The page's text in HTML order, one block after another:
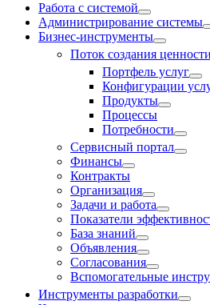
Работа с системой
Администрирование системы
Бизнес-инструменты
Поток создания ценности
Портфель услуг
Конфигурации
Продукты
Процессы
Потребности
Сервисный портал
Финансы
Контракты
Организация
Задачи и работа
Показатели
База знаний
Объявления
Согласования
Вспомогательные
Инструменты разработки